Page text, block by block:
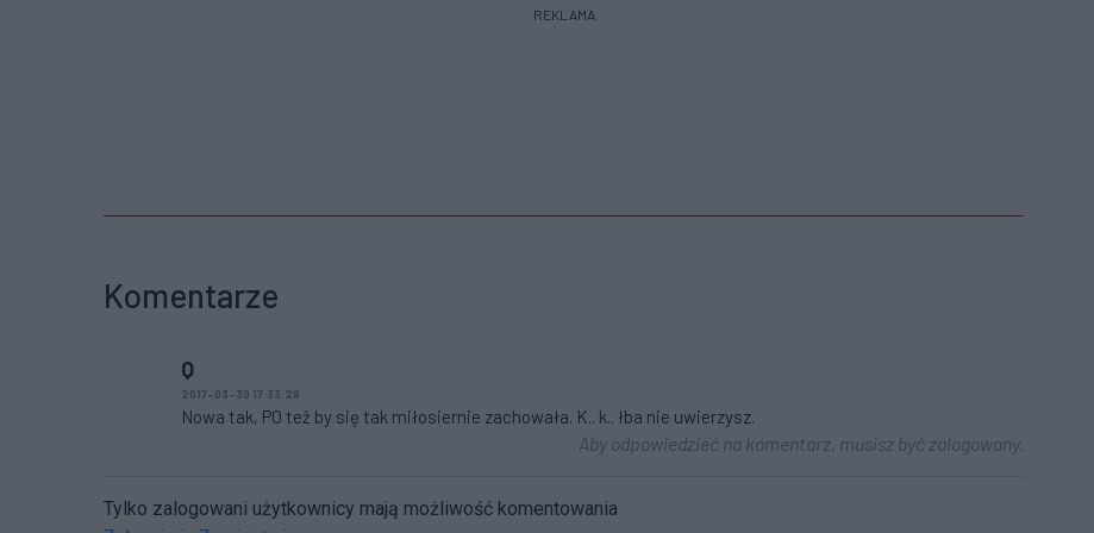
REKLAMA
Komentarze
Q
2017-03-30 17:33:28
Nowa tak, PO też by się tak miłosiernie zachowała. K.. k.. łba nie uwierzysz.
Aby odpowiedzieć na komentarz, musisz być zalogowany.
Tylko zalogowani użytkownicy mają możliwość komentowania